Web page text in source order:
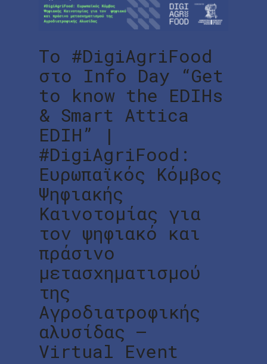
To #DigiAgriFood
στο Info Day “Get
to know the EDIHs
& Smart Attica
EDIH” |
#DigiAgriFood:
Ευρωπαϊκός Κόμβος
Ψηφιακής
Καινοτομίας για
τον ψηφιακό και
πράσινο
μετασχηματισμού
της
Αγροδιατροφικής
αλυσίδας –
Virtual Event